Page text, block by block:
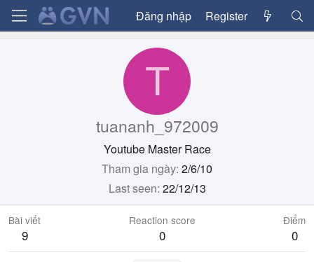
Đăng nhập Register
T
tuananh_972009
Youtube Master Race
Tham gia ngày 2/6/10
Last seen 22/12/13
Bài viết
9
Reaction score
0
Điểm
0